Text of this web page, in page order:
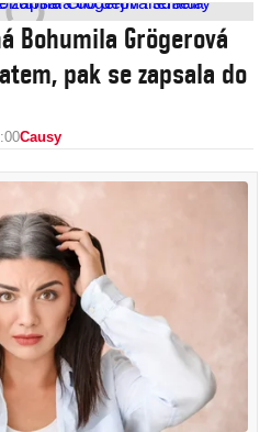
Bohumila Grögerová
pak se zapsala do
Causy